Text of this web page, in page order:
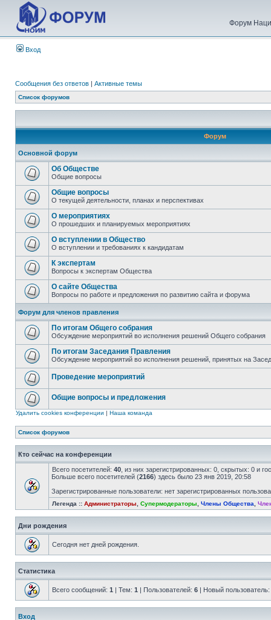
Форум
Вход
Сообщения без ответов | Активные темы
Список форумов
Форум
Основной форум
Об Обществе
Общие вопросы
Общие вопросы
О текущей деятельности, планах и перспективах
О мероприятиях
О прошедших и планируемых мероприятиях
О вступлении в Общество
О вступлении и требованиях к кандидатам
К экспертам
Вопросы к экспертам Общества
О сайте Общества
Вопросы по работе и предложения по развитию сайта и форума
Форум для членов правления
По итогам Общего собрания
Обсуждение мероприятий во исполнения решений Общего собрания
По итогам Заседания Правления
Обсуждение мероприятий во исполнения решений, принятых на
Проведение мероприятий
Общие вопросы и предложения
Удалить cookies конференции | Наша команда
Список форумов
Кто сейчас на конференции
Всего посетителей: 40 , из них зарегистрированных: 0, скрытых: 0 и
Больше всего посетителей (2166) здесь было 23 янв 2019, 20:58
Зарегистрированные пользователи: нет зарегистрированных
Легенда :: Администраторы Супермодераторы Члены Общества
Дни рождения
Сегодня нет дней рождения.
Статистика
Всего сообщений: 1 | Тем: 1 | Пользователей: 6 | Новый пользователь:
Вход